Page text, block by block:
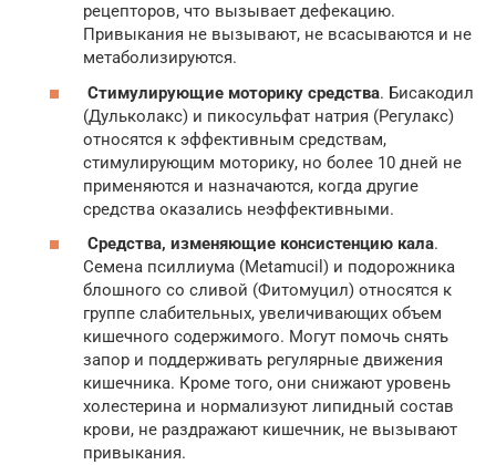
рецепторов, что вызывает дефекацию.
Привыкания не вызывают, не всасываются и не
метаболизируются.
Стимулирующие моторику средства. Бисакодил
(Дульколакс) и пикосульфат натрия (Регулакс)
относятся к эффективным средствам,
стимулирующим моторику, но более 10 дней не
применяются и назначаются, когда другие
средства оказались неэффективными.
Средства, изменяющие консистенцию кала.
Семена псиллиума (Metamucil) и подорожника
блошного со сливой (Фитомуцил) относятся к
группе слабительных, увеличивающих объем
кишечного содержимого. Могут помочь снять
запор и поддерживать регулярные движения
кишечника. Кроме того, они снижают уровень
холестерина и нормализуют липидный состав
крови, не раздражают кишечник, не вызывают
привыкания.